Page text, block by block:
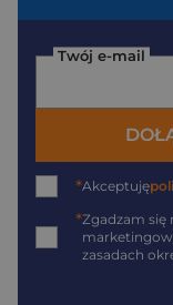
Twój e-mail
*Akceptuję
*Zgadzam
zasadach